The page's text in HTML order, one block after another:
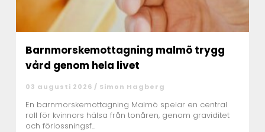
Barnmorskemottagning malmö trygg
vård genom hela livet
03 augusti 2026 / Simon Hagberg
En barnmorskemottagning Malmö spelar en central
roll för kvinnors hälsa från tonåren, genom graviditet
och förlossningsf...